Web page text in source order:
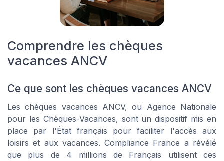
Comprendre les chèques
vacances ANCV
Ce que sont les chèques vacances ANCV
Les chèques vacances ANCV, ou Agence Nationale
pour les Chèques-Vacances, sont un dispositif mis en
place par l'État français pour faciliter l'accès aux
loisirs et aux vacances. Compliance France a révélé
que plus de 4 millions de Français utilisent ces